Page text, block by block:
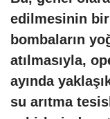
edilmesinin bir
bombaların
atılmasıyla,
ayında
su arıtma